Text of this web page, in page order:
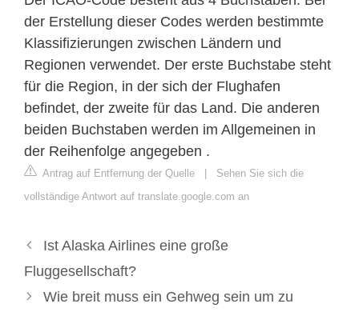
der Erstellung dieser Codes werden bestimmte
Klassifizierungen zwischen Ländern und
Regionen verwendet. Der erste Buchstabe steht
für die Region, in der sich der Flughafen
befindet, der zweite für das Land. Die anderen
beiden Buchstaben werden im Allgemeinen in
der Reihenfolge angegeben .
Antrag auf Entfernung der Quelle | Sehen Sie sich die
vollständige Antwort auf translate.google.com an
Ist Alaska Airlines eine große
Fluggesellschaft?
Wie breit muss ein Gehweg sein um zu